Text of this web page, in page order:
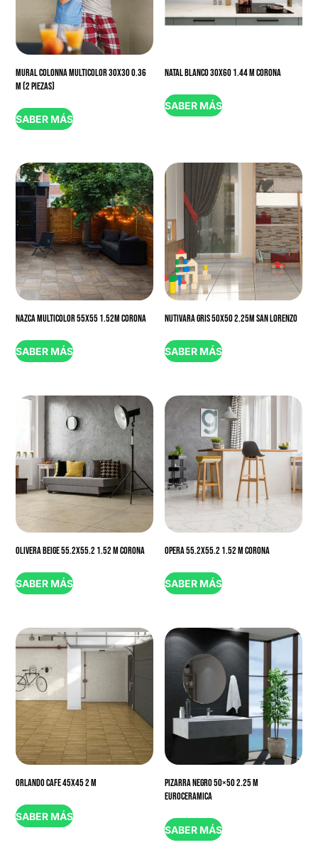
MURAL COLONNA MULTICOLOR 30X30 0.36
M (2 PIEZAS)
SABER MÁS
NATAL BLANCO 30X60 1.44 M CORONA
SABER MÁS
NAZCA MULTICOLOR 55X55 1.52M CORONA
SABER MÁS
NUTIVARA GRIS 50X50 2.25M SAN LORENZO
SABER MÁS
OLIVERA BEIGE 55.2X55.2 1.52 M CORONA
SABER MÁS
OPERA 55.2X55.2 1.52 M CORONA
SABER MÁS
ORLANDO CAFE 45X45 2 M
SABER MÁS
PIZARRA NEGRO 50×50 2.25 M
EUROCERAMICA
SABER MÁS